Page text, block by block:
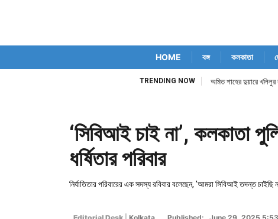
HOME বঙ্গ কলকাতা
TRENDING NOW অমিত শাহের দুয়ারে
‘সিবিআই চাই না’, কলকাতা
ধর্ষিতার পরিবার
নির্যাতিতার পরিবারের এক সদস্য রবিবার বলেছেন, 'আমরা সিবিআই তদন্ত